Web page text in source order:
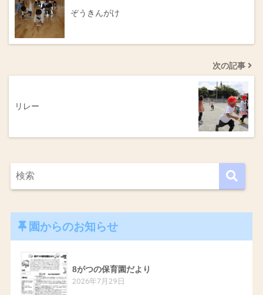
ぞうきんがけ
次の記事
リレー
園からのお知らせ
8がつの保育園だより
2026年7月29日